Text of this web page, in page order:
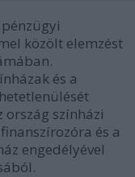
közölt elemzést
és a
színházi
és a
engedélyével